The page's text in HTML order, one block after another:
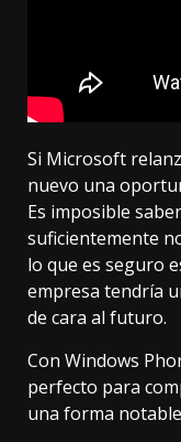
Si Microsoft
nuevo una
Es imposible
suficientemente
lo que es seguro
empresa tendría
de cara al futuro.
Con Windows
perfecto para
una forma